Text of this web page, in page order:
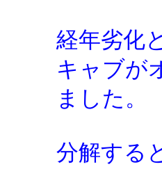
経年劣化
キャブが
ました。
分解する